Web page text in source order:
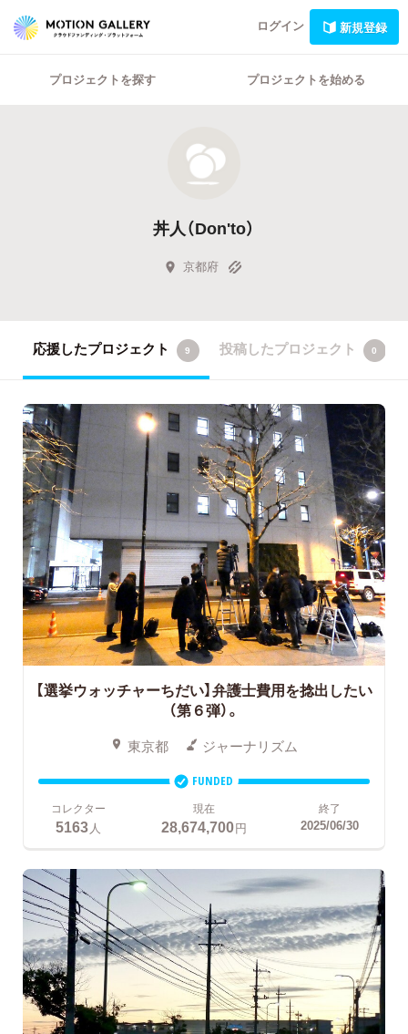
ログイン 新規登録
プロジェクトを探す プロジェクトを始める
丼人（Don'to）
京都府
応援したプロジェクト 9 投稿したプロジェクト 0
【選挙ウォッチャーちだい】弁護士費用を捻出したい
（第６弾）。
東京都 ジャーナリズム
FUNDED
コレクター
5163 人
現在
28,674,700円
終了
2025/06/30